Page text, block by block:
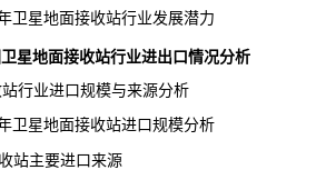
地面接收站行业发展潜力
星地面接收站行业进出口情况分析
业进口规模与来源分析
地面接收站进口规模分析
主要进口来源